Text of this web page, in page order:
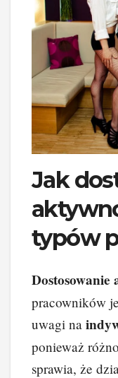
Jak
typów
Dostosowanie
pracowników
uwagi na
ponieważ
sprawia, że